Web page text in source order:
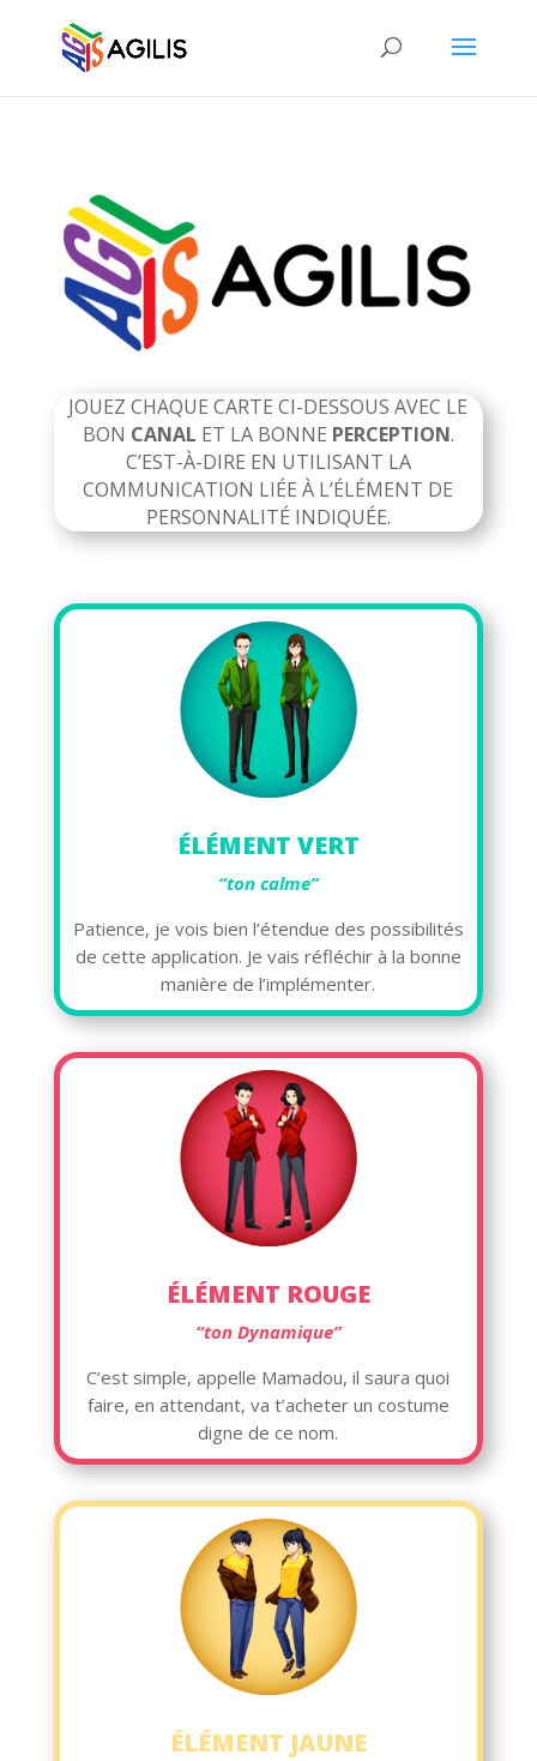
JOUEZ CHAQUE CARTE CI-DESSOUS AVEC LE
BON CANAL ET LA BONNE PERCEPTION.
C’EST-À-DIRE EN UTILISANT LA
COMMUNICATION LIÉE À L’ÉLÉMENT DE
PERSONNALITÉ INDIQUÉE.
ÉLÉMENT VERT
“ton calme”
Patience, je vois bien l’étendue des possibilités
de cette application. Je vais réfléchir à la bonne
manière de l’implémenter.
ÉLÉMENT ROUGE
“ton Dynamique”
C’est simple, appelle Mamadou, il saura quoi
faire, en attendant, va t’acheter un costume
digne de ce nom.
ÉLÉMENT JAUNE